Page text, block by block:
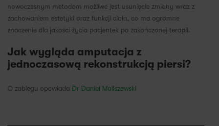
nowoczesnym metodom możliwe jest usunięcie zmiany wraz z
zachowaniem estetyki oraz funkcji ciała, co ma ogromne
znaczenie dla jakości życia pacjentek po zakończonej terapii.
Jak wygląda amputacja z
jednoczasową rekonstrukcją piersi?
O zabiegu opowiada Dr Daniel Maliszewski